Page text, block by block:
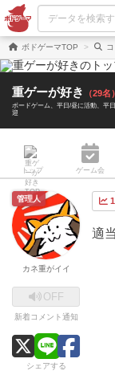
ボドゲーマTOP
重ゲーが好き （29名）
ボードゲーム 平日/昼に活動 平
迎
トップ ゲーム会
適
管理人
カネ重がイイ
OFF
新着コメント通知
シェアする